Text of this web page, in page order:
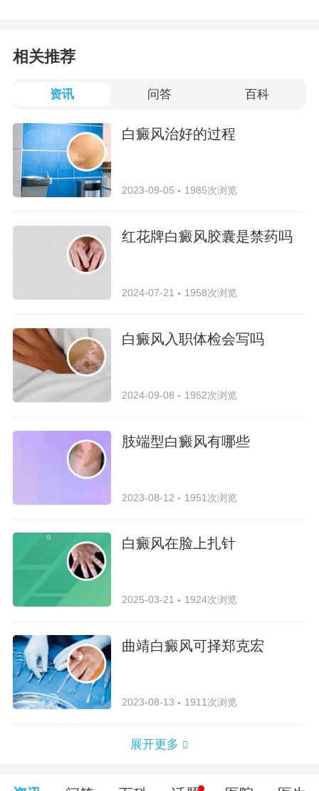
相关推荐
资讯 问答 百科
白癜风治好的过程
2023-09-05 1985次浏览
红花牌白癜风胶囊是禁药吗
2024-07-21 1958次浏览
白癜风入职体检会写吗
2024-09-08 1952次浏览
肢端型白癜风有哪些
2023-08-12 1951次浏览
白癜风在脸上扎针
2025-03-21 1924次浏览
曲靖白癜风可择郑克宏
2023-08-13 1911次浏览
展开更多